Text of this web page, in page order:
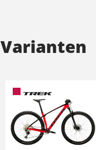
Varianten